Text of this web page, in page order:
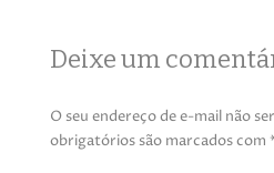
Deixe um
O seu endereço de e-mail não
obrigatórios são marcados com